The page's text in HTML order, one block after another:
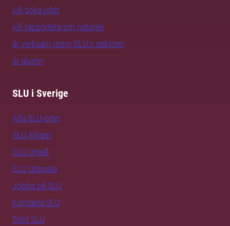
vill söka jobb
vill rapportera om naturen
är verksam inom SLU:s sektorer
är alumn
SLU i Sverige
Alla SLU-orter
SLU Alnarp
SLU Umeå
SLU Uppsala
Jobba på SLU
Kontakta SLU
Stöd SLU